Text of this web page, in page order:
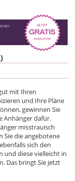
mit Ihren
und Ihre Pläne
gewinnen Sie
Anhänger dafür.
misstrauisch
Sie die angebotene
sich den
und diese vielleicht in
Das bringt Sie jetzt